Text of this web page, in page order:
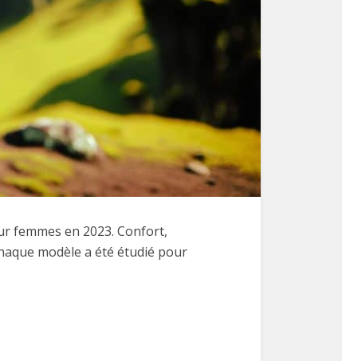
femmes en 2023. Confort,
modèle a été étudié pour